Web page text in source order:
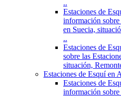
..
Estaciones de
información
en Suecia,
..
Estaciones de
sobre las
situación,
Estaciones de Esquí en
Estaciones de
información